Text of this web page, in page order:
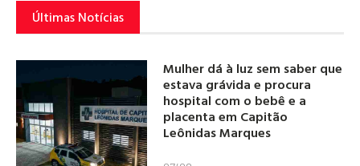
Últimas Notícias
Mulher dá à luz sem saber que
estava grávida e procura
hospital com o bebê e a
placenta em Capitão
Leônidas Marques